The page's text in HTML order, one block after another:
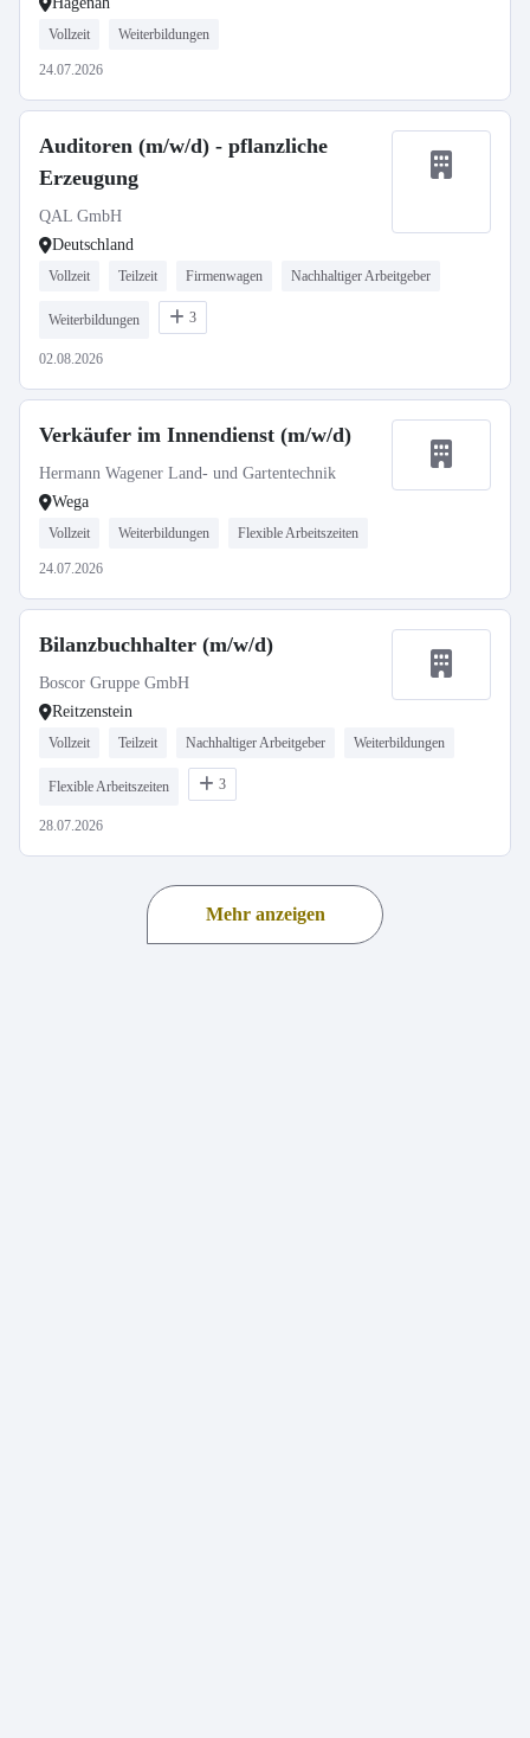
Vollzeit Weiterbildungen
24.07.2026
Auditoren (m/w/d) - pflanzliche
Erzeugung
QAL GmbH
Deutschland
Vollzeit Teilzeit Firmenwagen Nachhaltiger Arbeitgeber
Weiterbildungen 3
02.08.2026
Verkäufer im Innendienst (m/w/d)
Hermann Wagener Land- und Gartentechnik
Wega
Vollzeit Weiterbildungen Flexible Arbeitszeiten
24.07.2026
Bilanzbuchhalter (m/w/d)
Boscor Gruppe GmbH
Reitzenstein
Vollzeit Teilzeit Nachhaltiger Arbeitgeber Weiterbildungen
Flexible Arbeitszeiten 3
28.07.2026
Mehr anzeigen